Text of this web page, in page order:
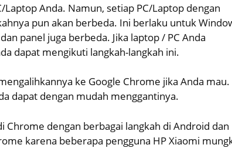
Anda. Namun, setiap PC/Laptop dengan
pun akan berbeda. Ini berlaku untuk
panel juga berbeda. Jika laptop / PC Anda
dapat mengikuti langkah-langkah ini.
ke Google Chrome jika Anda
dapat dengan mudah menggantinya.
Chrome dengan berbagai langkah di Android dan
karena beberapa pengguna HP Xiaomi